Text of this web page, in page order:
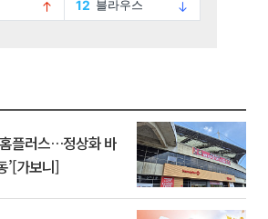
플러스…정상화 바
’[가보니]